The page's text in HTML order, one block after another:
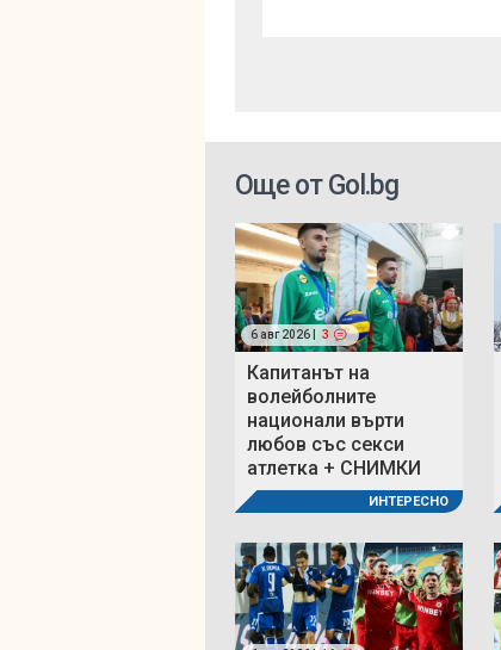
Още от Gol.bg
6 авг 2026 | 3
Капитанът на
волейболните
национали върти
любов със секси
атлетка + СНИМКИ
ИНТЕРЕСНО